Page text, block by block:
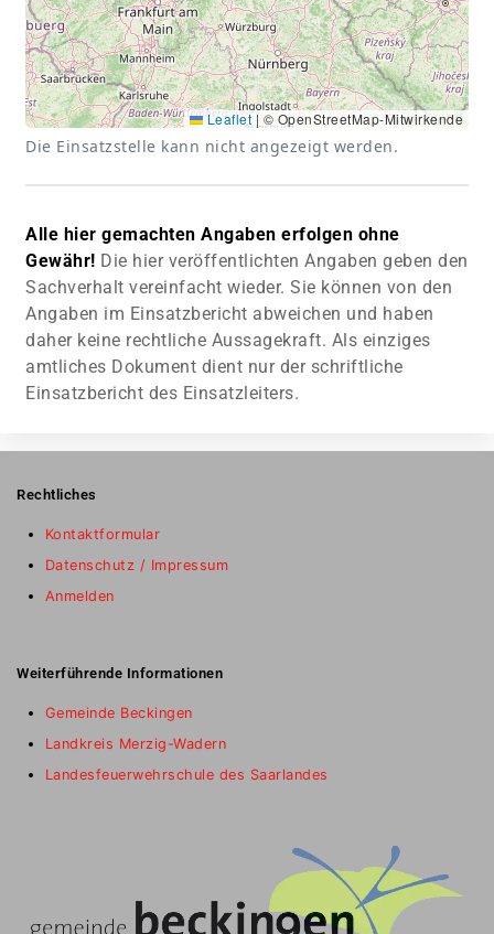
Leaflet | © OpenStreetMap-Mitwirkende
Die Einsatzstelle kann nicht angezeigt werden.
Alle hier gemachten Angaben erfolgen ohne
Gewähr! Die hier veröffentlichten Angaben geben den
Sachverhalt vereinfacht wieder. Sie können von den
Angaben im Einsatzbericht abweichen und haben
daher keine rechtliche Aussagekraft. Als einziges
amtliches Dokument dient nur der schriftliche
Einsatzbericht des Einsatzleiters.
Rechtliches
Kontaktformular
Datenschutz / Impressum
Anmelden
Weiterführende Informationen
Gemeinde Beckingen
Landkreis Merzig-Wadern
Landesfeuerwehrschule des Saarlandes